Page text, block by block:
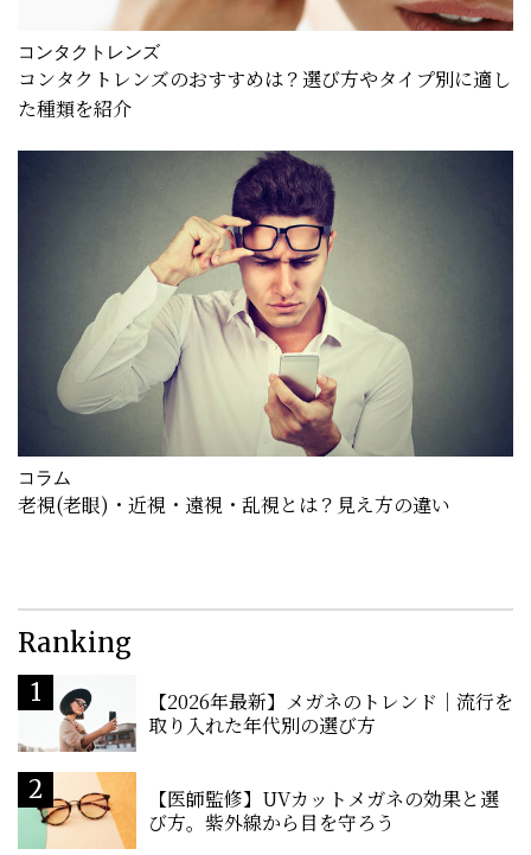
コンタクトレンズ
コンタクトレンズのおすすめは？選び方やタイプ別に適し
た種類を紹介
コラム
老視(老眼)・近視・遠視・乱視とは？見え方の違い
Ranking
【2026年最新】メガネのトレンド｜流行を
取り入れた年代別の選び方
【医師監修】UVカットメガネの効果と選
び方。紫外線から目を守ろう